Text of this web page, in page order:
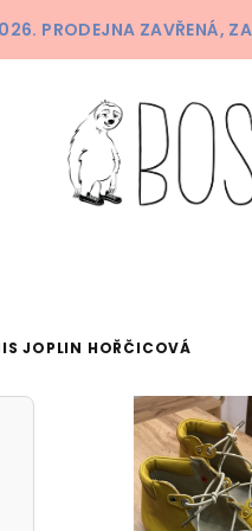
PRODEJNA ZAVŘENÁ,
JOPLIN HOŘČICOVÁ